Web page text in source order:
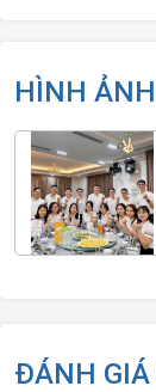
HÌNH ẢNH
ĐÁNH GIÁ